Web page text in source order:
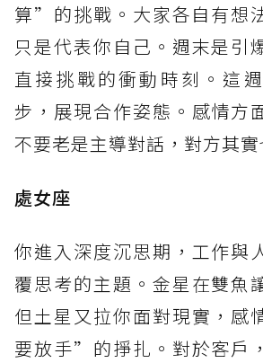
算”的挑戰。大家各自有想
只是代表你自己。週末是引
直接挑戰的衝動時刻。這
步，展現合作姿態。感情方
不要老是主導對話，對方其實
處女座
你進入深度沉思期，工作與
覆思考的主題。金星在雙魚
但土星又拉你面對現實，感
要放手”的掙扎。對於客戶